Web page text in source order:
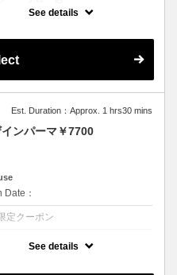
を除くカラー付き
See details
Est. Duration：Approx. 1 hrs30 mins
ンパーマ￥7700
Date：
定クーポン
See details